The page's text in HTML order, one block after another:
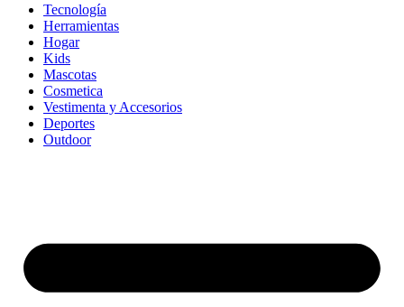
Tecnología
Herramientas
Hogar
Kids
Mascotas
Cosmetica
Vestimenta y Accesorios
Deportes
Outdoor